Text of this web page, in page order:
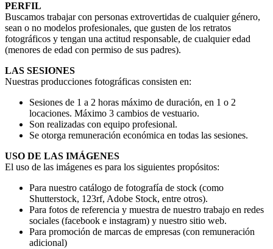
PERFIL
Buscamos trabajar con personas extrovertidas de cualquier género,
sean o no modelos profesionales, que gusten de los retratos
fotográficos y tengan una actitud responsable, de cualquier edad
(menores de edad con permiso de sus padres).
LAS SESIONES
Nuestras producciones fotográficas consisten en:
Sesiones de 1 a 2 horas máximo de duración, en 1 o 2
locaciones. Máximo 3 cambios de vestuario.
Son realizadas con equipo profesional.
Se otorga remuneración económica en todas las sesiones.
USO DE LAS IMÁGENES
El uso de las imágenes es para los siguientes propósitos:
Para nuestro catálogo de fotografía de stock (como
Shutterstock, 123rf, Adobe Stock, entre otros).
Para fotos de referencia y muestra de nuestro trabajo en redes
sociales (facebook e instagram) y nuestro sitio web.
Para promoción de marcas de empresas (con remuneración
adicional)